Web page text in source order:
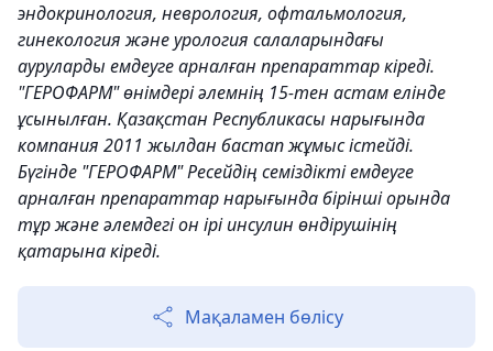
эндокринология, неврология, офтальмология,
гинекология және урология салаларындағы
ауруларды емдеуге арналған препараттар кіреді.
"ГЕРОФАРМ" өнімдері әлемнің 15-тен астам елінде
ұсынылған. Қазақстан Республикасы нарығында
компания 2011 жылдан бастап жұмыс істейді.
Бүгінде "ГЕРОФАРМ" Ресейдің семіздікті емдеуге
арналған препараттар нарығында бірінші орында
тұр және әлемдегі он ірі инсулин өндірушінің
қатарына кіреді.
Мақаламен бөлісу